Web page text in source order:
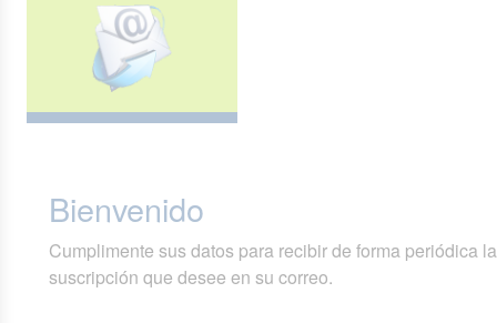
Bienvenido
Cumplimente sus datos para recibir de forma periódica
suscripción que desee en su correo.